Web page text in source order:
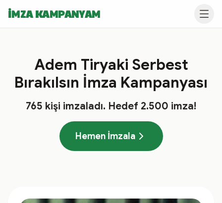
İMZA KAMPANYAM
Adem Tiryaki Serbest
Bırakılsın İmza Kampanyası
765 kişi imzaladı. Hedef 2.500 imza!
Hemen İmzala